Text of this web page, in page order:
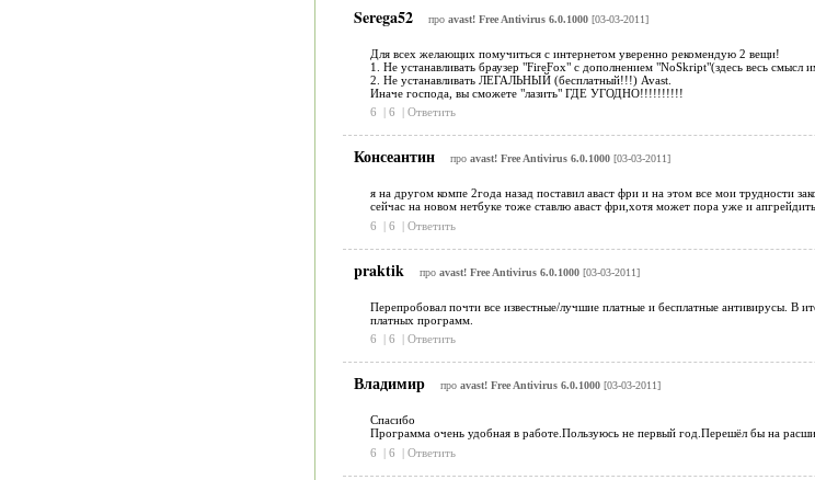
Serega52 про avast! Free Antivirus 6.0.1000[03-03-2011]
Для всех желающих помучиться с интернетом уверенно рекомендую 2 вещи!
1. Не устанавливать браузер "FireFox" с дополнением "NoSkript"(здесь весь смысл
2. Не устанавливать ЛЕГАЛЬНЫЙ (бесплатный!!!) Avast.
Иначе господа, вы сможете "лазить" ГДЕ УГОДНО!!!!!!!!!!
6
| 6 | Ответить
Консеантин про avast! Free Antivirus 6.0.1000[03-03-2011]
я на другом компе 2года назад поставил аваст фри и на этом все мои трудности
сейчас на новом нетбуке тоже ставлю аваст фри,хотя может пора уже и
6
| 6 | Ответить
praktik про avast! Free Antivirus 6.0.1000[03-03-2011]
Перепробовал почти все известные/лучшие платные и бесплатные антивирусы. В
платных программ.
6
| 6 | Ответить
Владимир про avast! Free Antivirus 6.0.1000[03-03-2011]
Спасибо
Программа очень удобная в работе.Пользуюсь не первый год.Перешёл бы на
6
| 6 | Ответить